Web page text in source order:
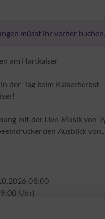
müsst ihr vorher buchen.
am Hartkaiser
den Tag beim Kaiserherbst
mit der Live-Musik von
Ausblick von...
08:00
Uhr)